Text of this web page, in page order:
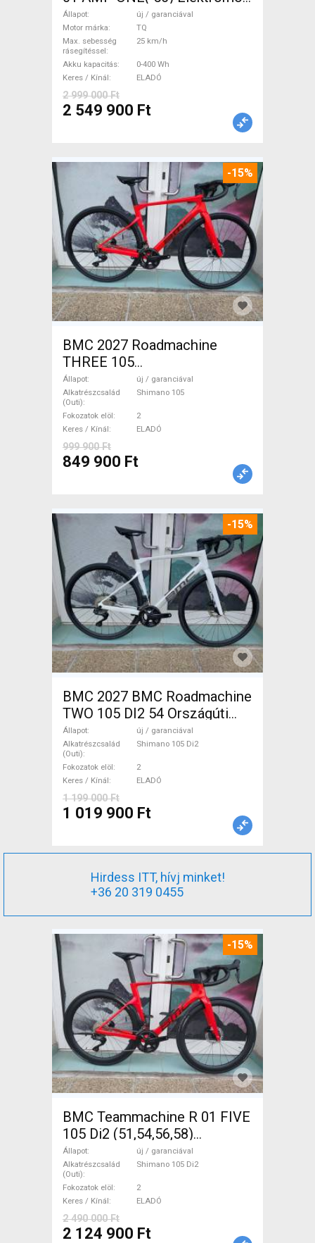
Országúti / Gravel TQ új /
garanciával ELADÓ
Állapot
új / garanciával
Motor márka
TQ
Max. sebesség
rásegítéssel
25 km/h
Akku kapacitás
0-400 Wh
Keres / Kínál
ELADÓ
2 999 000 Ft
2 549 900 Ft
-15%
BMC 2027 Roadmachine
THREE 105
(47,51,54,56,58,61) Országúti
Shimano 105 tárcsafék új /
garanciával ELADÓ
Állapot
új / garanciával
Alkatrészcsalád
(Outi)
Shimano 105
Fokozatok elöl
2
Keres / Kínál
ELADÓ
999 900 Ft
849 900 Ft
-15%
BMC 2027 BMC Roadmachine
TWO 105 DI2 54 Országúti
Shimano 105 Di2 tárcsafék új
/ garanciával ELADÓ
Állapot
új / garanciával
Alkatrészcsalád
(Outi)
Shimano 105 Di2
Fokozatok elöl
2
Keres / Kínál
ELADÓ
1 199 000 Ft
1 019 900 Ft
Hirdess ITT, hívj minket!
+36 20 319 0455
-15%
BMC Teammachine R 01 FIVE
105 Di2 (51,54,56,58)
Országúti Shimano 105 Di2
tárcsafék új / garanciával
ELADÓ
Állapot
új / garanciával
Alkatrészcsalád
(Outi)
Shimano 105 Di2
Fokozatok elöl
2
Keres / Kínál
ELADÓ
2 490 000 Ft
2 124 900 Ft